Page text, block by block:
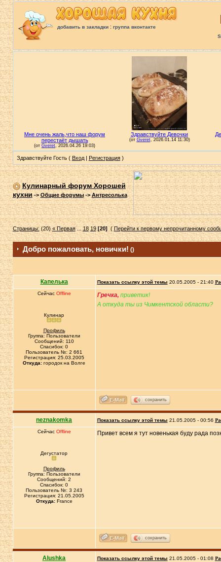
добавить в закладки: группа вконтакте
Здравствуйте Гость ( Вход| Регистрация)
Кулинарный форум Хорошей
кухни->Общие форумы-> Антресолька
Страницы:(20)« Первая...18 19 [20](Перейти к первому непрочитанному
Добро пожаловать, новички! ()
Капелька Показать ссылку этой темы 20.05.2005 - 21:40
Сейчас Offline
Кулинар
Профиль
Группа: Пользователи
Сообщений: 110
Спасибок: 0
Пользователь №: 2 661
Регистрация: 25.03.2005
Откуда: городок на Волге
Гречка, приветик!
А откуда ты из Чимкентской области?
сохранить
neznakomka Показать ссылку этой темы 21.05.2005 - 00:56
Сейчас Offline
Дегустатор
Профиль
Группа: Пользователи
Сообщений: 2
Спасибок: 0
Пользователь №: 3 243
Регистрация: 21.05.2005
Откуда:France
Привет всем я тут новенькая буду рада
сохранить
Alushka Показать ссылку этой темы 21.05.2005 - 01:08